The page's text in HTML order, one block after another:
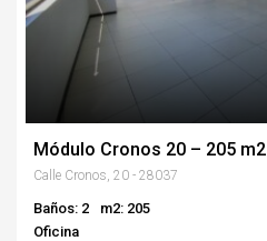
Módulo Cronos 20 – 205 m2
Calle Cronos, 20 - 28037
Baños: 2
m2: 205
Oficina